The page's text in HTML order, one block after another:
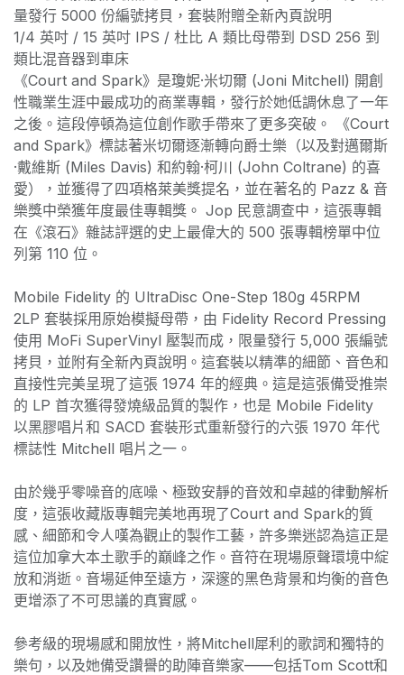
量發行 5000 份編號拷貝，套裝附贈全新內頁說明
1/4 英吋 / 15 英吋 IPS / 杜比 A 類比母帶到 DSD 256 到
類比混音器到車床
《Court and Spark》是瓊妮·米切爾 (Joni Mitchell) 開創
性職業生涯中最成功的商業專輯，發行於她低調休息了一年
之後。這段停頓為這位創作歌手帶來了更多突破。 《Court
and Spark》標誌著米切爾逐漸轉向爵士樂（以及對邁爾斯
·戴維斯 (Miles Davis) 和約翰·柯川 (John Coltrane) 的喜
愛），並獲得了四項格萊美獎提名，並在著名的 Pazz & 音
樂獎中榮獲年度最佳專輯獎。 Jop 民意調查中，這張專輯
在《滾石》雜誌評選的史上最偉大的 500 張專輯榜單中位
列第 110 位。
Mobile Fidelity 的 UltraDisc One-Step 180g 45RPM
2LP 套裝採用原始模擬母帶，由 Fidelity Record Pressing
使用 MoFi SuperVinyl 壓製而成，限量發行 5,000 張編號
拷貝，並附有全新內頁說明。這套裝以精準的細節、音色和
直接性完美呈現了這張 1974 年的經典。這是這張備受推崇
的 LP 首次獲得發燒級品質的製作，也是 Mobile Fidelity
以黑膠唱片和 SACD 套裝形式重新發行的六張 1970 年代
標誌性 Mitchell 唱片之一。
由於幾乎零噪音的底噪、極致安靜的音效和卓越的律動解析
度，這張收藏版專輯完美地再現了Court and Spark的質
感、細節和令人嘆為觀止的製作工藝，許多樂迷認為這正是
這位加拿大本土歌手的巔峰之作。音符在現場原聲環境中綻
放和消逝。音場延伸至遠方，深邃的黑色背景和均衡的音色
更增添了不可思議的真實感。
參考級的現場感和開放性，將Mitchell犀利的歌詞和獨特的
樂句，以及她備受讚譽的助陣音樂家——包括Tom Scott和